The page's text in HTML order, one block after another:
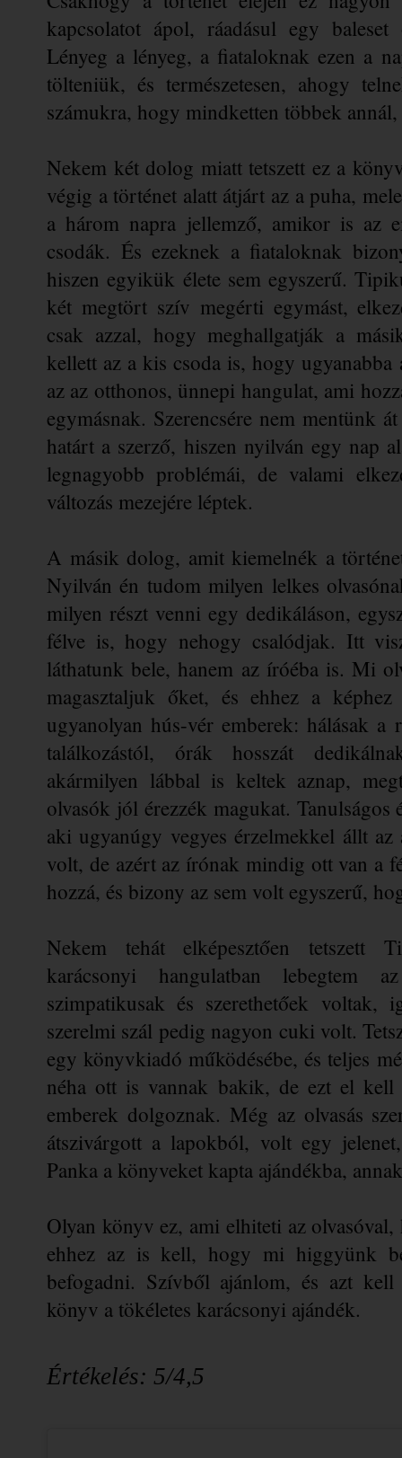
kapcsolatot ápol, ráadásul egy
Lényeg a lényeg, a fiataloknak ezen a
tölteniük, és természetesen, ahogy
számukra, hogy mindketten többek
Nekem két dolog miatt tetszett ez a
végig a történet alatt átjárt az a puha,
a három napra jellemző, amikor is az
csodák. És ezeknek a fiataloknak
hiszen egyikük élete sem egyszerű.
két megtört szív megérti egymást,
csak azzal, hogy meghallgatják a
kellett az a kis csoda is, hogy
az az otthonos, ünnepi hangulat, ami
egymásnak. Szerencsére nem mentünk
határt a szerző, hiszen nyilván egy nap
legnagyobb problémái, de valami
változás mezejére léptek.
A másik dolog, amit kiemelnék a
Nyilván én tudom milyen lelkes
milyen részt venni egy dedikáláson,
félve is, hogy nehogy csalódjak. Itt
láthatunk bele, hanem az íróéba is. Mi
magasztaljuk őket, és ehhez a
ugyanolyan hús-vér emberek: hálásak
találkozástól, órák hosszát
akármilyen lábbal is keltek aznap,
olvasók jól érezzék magukat.
aki ugyanúgy vegyes érzelmekkel állt
volt, de azért az írónak mindig ott van a
hozzá, és bizony az sem volt egyszerű,
Nekem tehát elképesztően tetszett
karácsonyi hangulatban lebegtem
szimpatikusak és szerethetőek voltak,
szerelmi szál pedig nagyon cuki volt.
egy könyvkiadó működésébe, és teljes
néha ott is vannak bakik, de ezt el
emberek dolgoznak. Még az olvasás
átszivárgott a lapokból, volt egy
Panka a könyveket kapta ajándékba,
Olyan könyv ez, ami elhiteti az
ehhez az is kell, hogy mi higgyünk
befogadni. Szívből ajánlom, és azt
könyv a tökéletes karácsonyi ajándék.
Értékelés: 5/4,5